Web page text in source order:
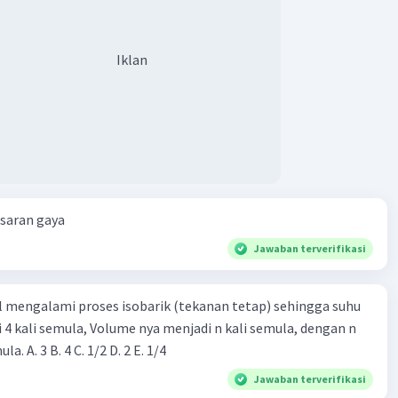
vektor gaya arah sumbu-x dihitung dengan :
N
gaya arah sumbu-y dihitung dengan :
- 80
Iklan
gaya
Jawaban terverifikasi
mengalami proses isobarik (tekanan tetap) sehingga suhu
kali semula, Volume nya menjadi n kali semula, dengan n
adalah ...... kali semula. A. 3 B. 4 C. 1/2 D. 2 E. 1/4
Jawaban terverifikasi